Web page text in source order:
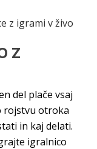
z igrami v živo
Z
del plače vsaj
rojstvu otroka
in kaj delati.
igralnico